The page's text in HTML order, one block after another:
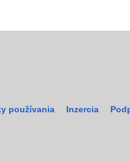
používania Inzercia